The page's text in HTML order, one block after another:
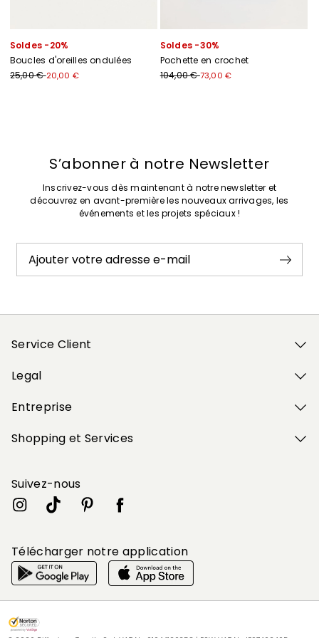
Soldes -20%
Boucles d'oreilles ondulées
25,00 €20,00 €
Soldes -30%
Pochette en crochet
104,00 €73,00 €
S’abonner à notre Newsletter
Inscrivez-vous dès maintenant à notre newsletter et
découvrez en avant-première les nouveaux arrivages, les
événements et les projets spéciaux !
Ajouter votre adresse e-mail
Service Client
Legal
Entreprise
Shopping et Services
Suivez-nous
Télécharger notre application